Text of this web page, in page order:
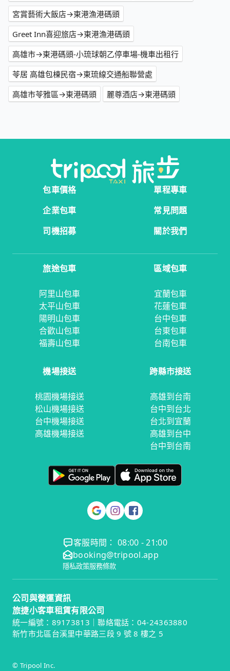
宮賞藝術大飯店→東港漁港碼頭
Greet Inn喜迎旅店→東港漁港碼頭
高雄市→東港碼頭-小琉球朝乙停車場-機車出租行
苓居 高雄包棟民宿→東琉線交通船聯營處
高雄市苓雅區→東港碼頭
麗尊酒店→東港碼頭
包車價格
單程專車
企業包車
常見問題
司機招募
關於我們
旅途包車
阿里山包車
太平山包車
陽明山包車
合歡山包車
福壽山包車
區域包車
宜蘭包車
花蓮包車
台中包車
台東包車
台南包車
機場接送
桃園機場接送
松山機場接送
台中機場接送
高雄機場接送
跨縣市接送
高雄到台南
台中到台北
台北到宜蘭
高雄到台中
台中到台南
客服時間： 08:00 - 21:00
booking@tripool.app
隱私政策服務條款
公司與營運資訊
旅捷小客車租賃有限公司
統一編號：89173813｜聯絡電話：04-24363880
新竹市北區台溪里中華路三段 9 號 8 樓之 5
© Tripool Inc.